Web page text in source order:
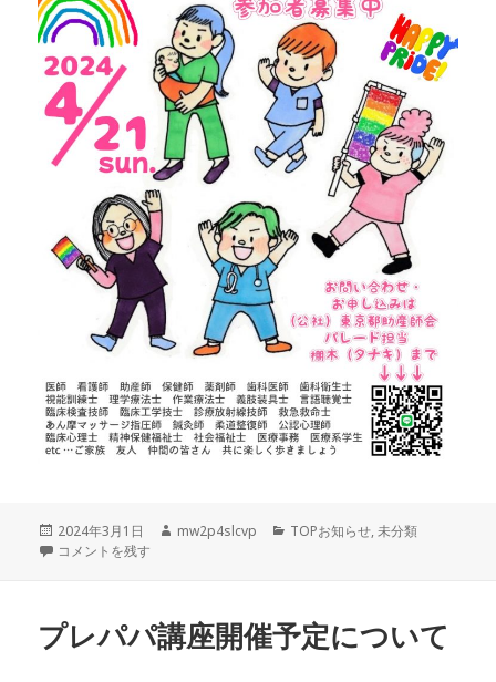
投
稿
2024年3月1日
作
mw2p4slcvp
カ
TOPお知らせ,未分類
「TRP2024パレードに出場決定！参加者募集中！」 に
コメントを残す
プレパパ講座開催予定について